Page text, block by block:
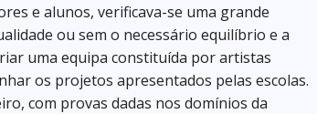
e alunos, verificava-se uma grande
ou sem o necessário equilíbrio e a
uma equipa constituída por artistas
os projetos apresentados pelas escolas.
com provas dadas nos domínios da